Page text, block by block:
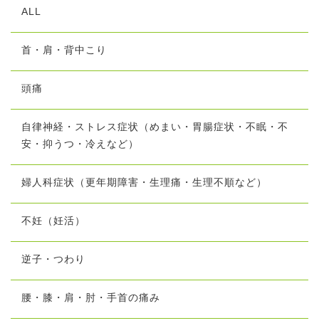
ALL
首・肩・背中こり
頭痛
自律神経・ストレス症状（めまい・胃腸症状・不眠・不
安・抑うつ・冷えなど）
婦人科症状（更年期障害・生理痛・生理不順など）
不妊（妊活）
逆子・つわり
腰・膝・肩・肘・手首の痛み